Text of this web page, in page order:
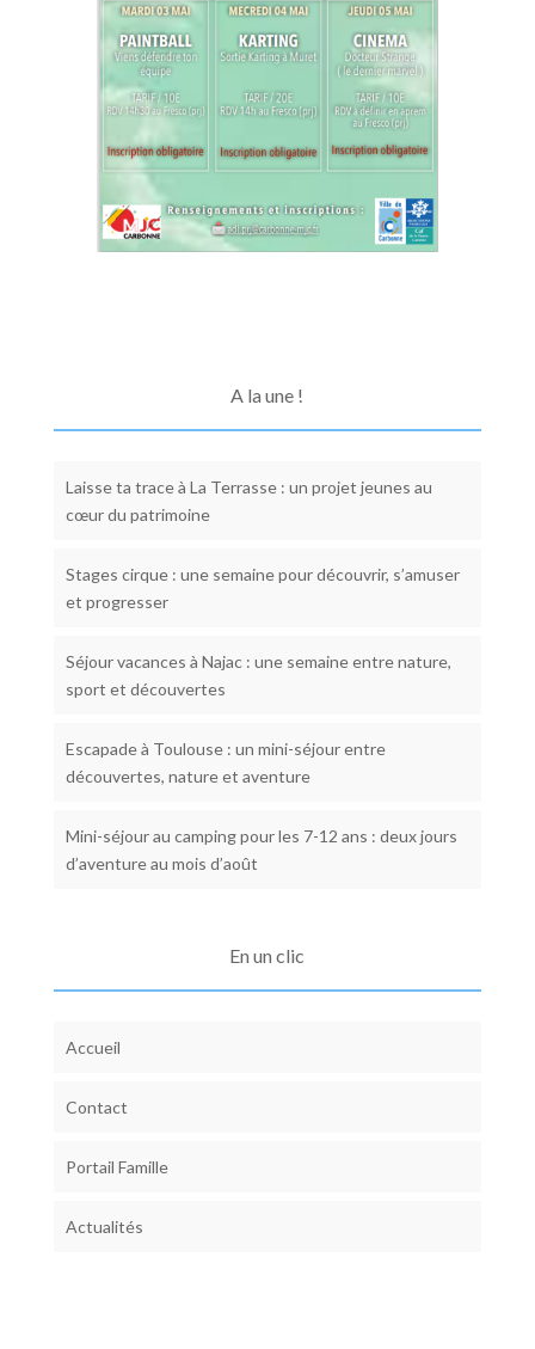
A la une !
Laisse ta trace à La Terrasse : un projet jeunes au
cœur du patrimoine
Stages cirque : une semaine pour découvrir, s’amuser
et progresser
Séjour vacances à Najac : une semaine entre nature,
sport et découvertes
Escapade à Toulouse : un mini-séjour entre
découvertes, nature et aventure
Mini-séjour au camping pour les 7-12 ans : deux jours
d’aventure au mois d’août
En un clic
Accueil
Contact
Portail Famille
Actualités